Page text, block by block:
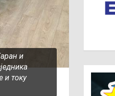
и
и току